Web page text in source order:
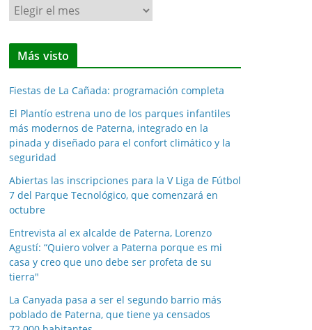
N
o
t
i
a
s
p
o
r
m
e
s
e
s
Más visto
Fiestas de La Cañada: programación completa
El Plantío estrena uno de los parques infantiles
más modernos de Paterna, integrado en la
pinada y diseñado para el confort climático y la
seguridad
Abiertas las inscripciones para la V Liga de Fútbol
7 del Parque Tecnológico, que comenzará en
octubre
Entrevista al ex alcalde de Paterna, Lorenzo
Agustí: “Quiero volver a Paterna porque es mi
casa y creo que uno debe ser profeta de su
tierra"
La Canyada pasa a ser el segundo barrio más
poblado de Paterna, que tiene ya censados